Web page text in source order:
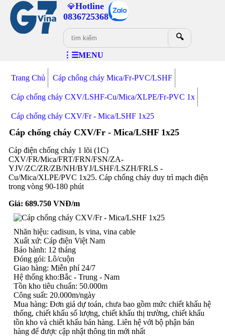
💎Hotline
0836725368
🔍
⋮☰MENU
Trang Chủ Cáp chống cháy Mica/Fr-PVC/LSHF
Cáp chống cháy CXV/LSHF-Cu/Mica/XLPE/Fr-PVC 1x
Cáp chống cháy CXV/Fr - Mica/LSHF 1x25
Cáp chống cháy CXV/Fr - Mica/LSHF 1x25
Cáp điện chống cháy 1 lõi (1C)
CXV/FR/Mica/FRT/FRN/FSN/ZA-
YJV/ZC/ZR/ZB/NH/BYJ/LSHF/LSZH/FRLS -
Cu/Mica/XLPE/PVC 1x25. Cáp chống cháy duy trì mạch điện
trong vòng 90-180 phút
Giá: 689.750VNĐ/m
Nhãn hiệu: cadisun, ls vina, vina cable
Xuất xứ: Cáp điện Việt Nam
Bảo hành: 12 tháng
Đóng gói: Lô/cuộn
Giao hàng: Miễn phí 24/7
Hệ thống kho:Bắc - Trung - Nam
Tồn kho tiêu chuẩn: 50.000m
Công suất: 20.000m/ngày
Mua hàng: Đơn giá dự toán, chưa bao gồm mức chiết khấu hệ
thống, chiết khấu số lượng, chiết khấu thị trường, chiết khấu
tồn kho và chiết khấu bán hàng. Liên hệ với bộ phận bán
hàng để được cập nhật thông tin mới nhất